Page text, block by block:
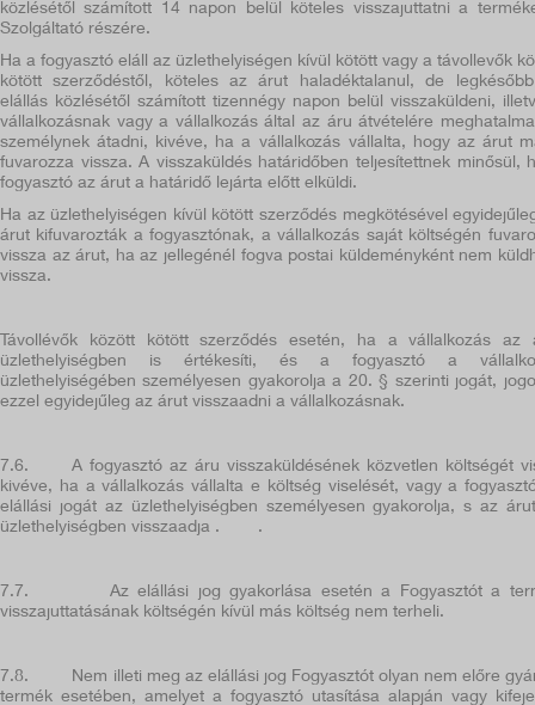
közlésétől számított 14 napon belül köteles visszajuttatni a
Szolgáltató részére.
Ha a fogyasztó eláll az üzlethelyiségen kívül kötött vagy a távollevők
kötött szerződéstől, köteles az árut haladéktalanul, de
elállás közlésétől számított tizennégy napon belül visszaküldeni,
vállalkozásnak vagy a vállalkozás által az áru átvételére
személynek átadni, kivéve, ha a vállalkozás vállalta, hogy az árut
fuvarozza vissza. A visszaküldés határidőben teljesítettnek minősül,
fogyasztó az árut a határidő lejárta előtt elküldi.
Ha az üzlethelyiségen kívül kötött szerződés megkötésével
árut kifuvarozták a fogyasztónak, a vállalkozás saját költségén
vissza az árut, ha az jellegénél fogva postai küldeményként nem
vissza.
Távollévők között kötött szerződés esetén, ha a vállalkozás az
üzlethelyiségben is értékesíti, és a fogyasztó a
üzlethelyiségében személyesen gyakorolja a 20. § szerinti jogát,
ezzel egyidejűleg az árut visszaadni a vállalkozásnak.
7.6. A fogyasztó az áru visszaküldésének közvetlen költségét
kivéve, ha a vállalkozás vállalta e költség viselését, vagy a
elállási jogát az üzlethelyiségben személyesen gyakorolja, s az
üzlethelyiségben visszaadja . .
7.7.
Az elállási jog gyakorlása esetén a Fogyasztót a
visszajuttatásának költségén kívül más költség nem terheli.
7.8.
Nem illeti meg az elállási jog Fogyasztót olyan nem előre
termék esetében, amelyet a fogyasztó utasítása alapján vagy